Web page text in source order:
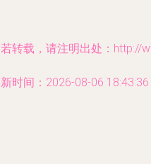
转载，请注明出处：http://
时间：2026-08-06 18:43:36